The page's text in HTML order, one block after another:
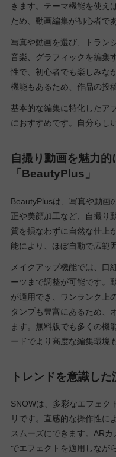
きます。テーマ機能を使え
ため、動画編集が初心者で
写真や動画を選び、トラン
音楽、グラフィックを編集
性で、初心者でも楽しみな
機能もあるため、作品の投
基本的な編集に特化したア
におすすめです。自分らし
自撮り動画を魅力的
「BeautyPlus」
BeautyPlusは、写真や動画
正や美顔加工など、自撮り
質を損なわずに自然な仕上
能により、ほぼ自動で広範
メイクアップ機能では、口
ーツまで調整が可能です。
が適用でき、ワンランク上
タンプも豊富にあるため、
ます。無料版でも多くの機
ードでより高度な編集環境
トレンドを意識し
SNOWは、多彩なエフェク
リです。直感的な操作性に
スムーズにできます。AR
でエフェクトを適用しなが